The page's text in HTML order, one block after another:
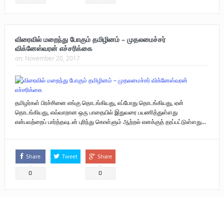
விரைவில் மறைந்து போகும் தமிழினம் – முதலமைச்சர்
விக்னேஸ்வரன் எச்சரிக்கை
on: November 20, 2017
தமிழர்கள் பிரச்சினை எங்கு தொடங்கியது, எப்போது தொடங்கியது, ஏன்
தொடங்கியது, எவ்வாறான ஒரு பாதையில் இதுவரை பயணித்துள்ளது
என்பவற்றைப் பார்த்தவுடன் புரிந்து கொள்ளும் ஆற்றல் எனக்குத் தரப்பட்டுள்ளது...
Share
0
Tweet Share
0